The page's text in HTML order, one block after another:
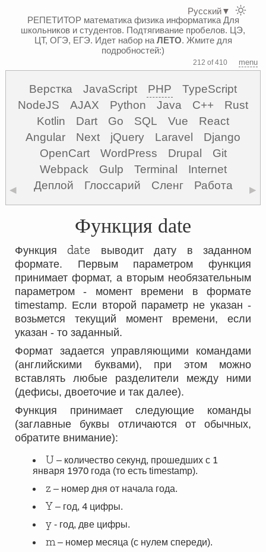
РЕПЕТИТОР математика физика информатикаДля
школьников и студентов. Подтягивание пробелов. ЦЭ,
ЦТ, ОГЭ, ЕГЭ. Идет набор на ЛЕТО. Жмите для
подробностей:)
212 of 410 menu
Верстка JavaScript PHP
TypeScript
NodeJS
AJAX Python Java C++
Rust
Kotlin
Dart Go SQL Vue
React
Angular
Next jQuery Laravel
Django
OpenCart
WordPress Drupal
Git
Webpack
Gulp Terminal
Internet
Деплой
Глоссарий Сленг Работа
◀ ▶
Функция date
Функция date выводит дату в заданном
формате. Первым параметром функция
принимает формат, а вторым необязательным
параметром - момент времени в формате
timestamp. Если второй параметр не указан -
возьмется текущий момент времени, если
указан - то заданный.
Формат задается управляющими командами
(английскими буквами), при этом можно
вставлять любые разделители между ними
(дефисы, двоеточие и так далее).
Функция принимает следующие команды
(заглавные буквы отличаются от обычных,
обратите внимание):
U – количество секунд, прошедших с 1
января 1970 года (то есть timestamp).
z – номер дня от начала года.
Y – год, 4 цифры.
y - год, две цифры.
m – номер месяца (с нулем спереди).
Русский▼